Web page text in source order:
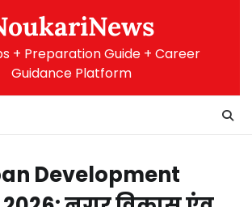
+ Preparation Guide + Career
Guidance Platform
Development